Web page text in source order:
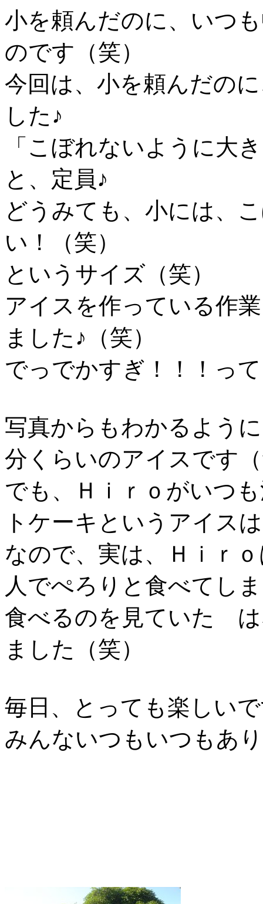
小を頼んだのに、いつ
のです（笑）
今回は、小を頼んだの
した♪
「こぼれないように大
と、定員♪
どうみても、小には、
い！（笑）
というサイズ（笑）
アイスを作っている作
ました♪（笑）
でっでかすぎ！！！っ
写真からもわかるよう
分くらいのアイスです
でも、Ｈｉｒｏがいつ
トケーキというアイス
なので、実は、Ｈｉｒ
人でぺろりと食べてし
食べるのを見ていた
ました（笑）
毎日、とっても楽しい
みんないつもいつもあ